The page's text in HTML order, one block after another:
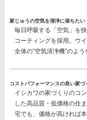
家じゅうの空気を清浄に保ちたい
毎日呼吸する「空気」を
コーティングを採用。ウ
全体の”空気清浄機”のよう
コストパフォーマンスの良い家づ
イシカワの家づくりのコ
した高品質・低価格の住
宅でも、価格が高ければ